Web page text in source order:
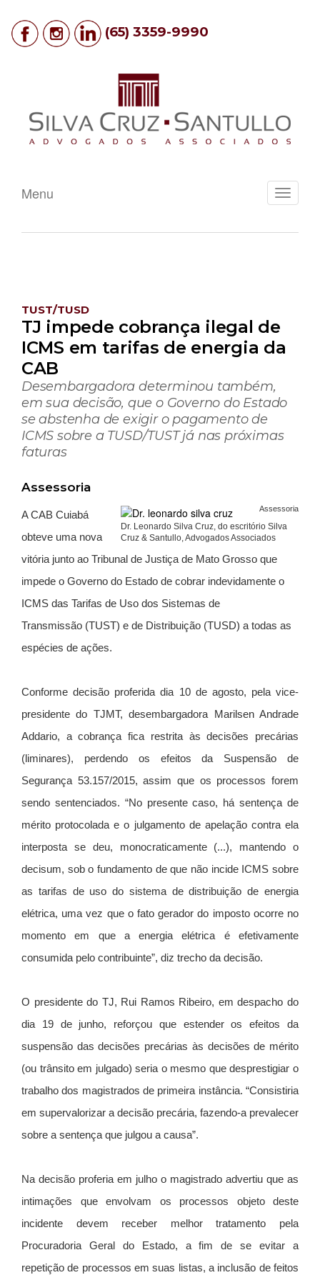
(65) 3359-9990
Toggle
Menu
TUST/TUSD
TJ impede cobrança ilegal de
ICMS em tarifas de energia da
CAB
Desembargadora determinou também,
em sua decisão, que o Governo do Estado
se abstenha de exigir o pagamento de
ICMS sobre a TUSD/TUST já nas próximas
faturas
Assessoria
Assessoria
Dr. Leonardo Silva Cruz, do escritório Silva
Cruz & Santullo, Advogados Associados
A CAB Cuiabá
obteve uma nova
vitória junto ao Tribunal de Justiça de Mato Grosso que
impede o Governo do Estado de cobrar indevidamente o
ICMS das Tarifas de Uso dos Sistemas de
Transmissão (TUST) e de Distribuição (TUSD) a todas as
espécies de ações.
Conforme decisão proferida dia 10 de agosto, pela vice-
presidente do TJMT, desembargadora Marilsen Andrade
Addario, a cobrança fica restrita às decisões precárias
(liminares), perdendo os efeitos da Suspensão de
Segurança 53.157/2015, assim que os processos forem
sendo sentenciados. “No presente caso, há sentença de
mérito protocolada e o julgamento de apelação contra ela
interposta se deu, monocraticamente (...), mantendo o
decisum, sob o fundamento de que não incide ICMS sobre
as tarifas de uso do sistema de distribuição de energia
elétrica, uma vez que o fato gerador do imposto ocorre no
momento em que a energia elétrica é efetivamente
consumida pelo contribuinte”, diz trecho da decisão.
O presidente do TJ, Rui Ramos Ribeiro, em despacho do
dia 19 de junho, reforçou que estender os efeitos da
suspensão das decisões precárias às decisões de mérito
(ou trânsito em julgado) seria o mesmo que desprestigiar o
trabalho dos magistrados de primeira instância. “Consistiria
em supervalorizar a decisão precária, fazendo-a prevalecer
sobre a sentença que julgou a causa”.
Na decisão proferia em julho o magistrado advertiu que as
intimações que envolvam os processos objeto deste
incidente devem receber melhor tratamento pela
Procuradoria Geral do Estado, a fim de se evitar a
repetição de processos em suas listas, a inclusão de feitos